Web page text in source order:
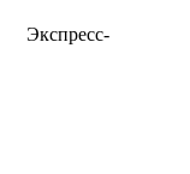
Экспресс-